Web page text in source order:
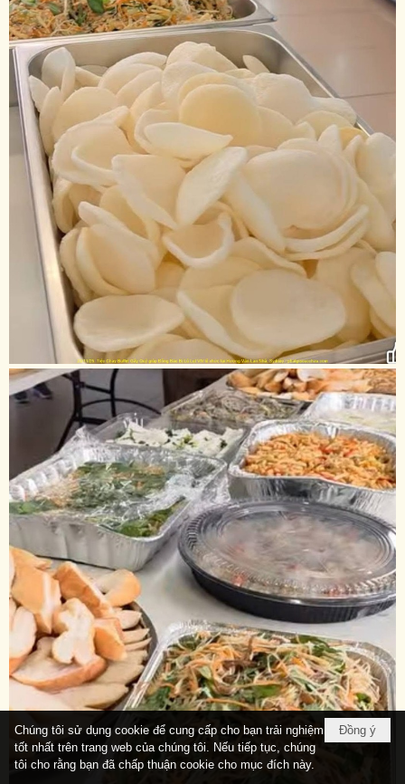
Đồng ý
Chúng tôi sử dụng cookie để cung cấp cho bạn trải nghiệm
tốt nhất trên trang web của chúng tôi. Nếu tiếp tục, chúng
tôi cho rằng bạn đã chấp thuận cookie cho mục đích này.